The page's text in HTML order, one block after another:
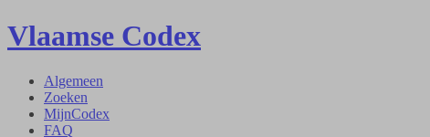
Vlaamse Codex
Algemeen
Zoeken
MijnCodex
FAQ